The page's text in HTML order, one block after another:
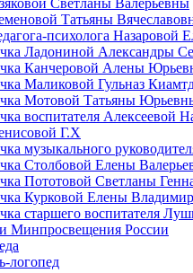
Светланы Валерьевны
Татьяны
психолога
Ладониной Александры
Канчеровой Алены
Маликовой Гульназ
Мотовой Татьяны
воспитателя Алексеевой
Г.Х
музыкального
Столбовой Елены
Пототовой Светланы
Курковой Елены
старшего воспитателя
Минпросвещения России
логопед